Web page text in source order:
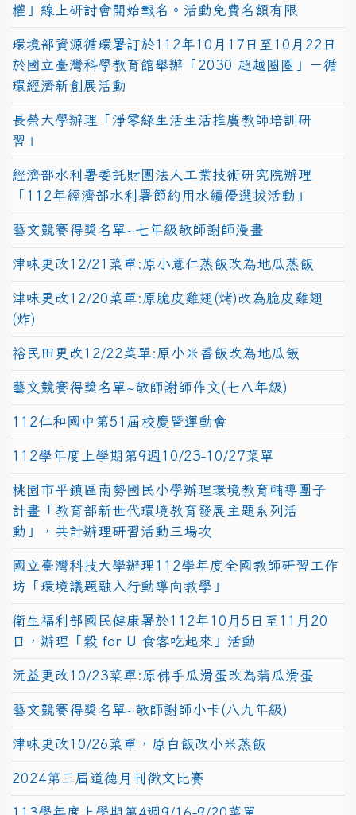
權」線上研討會開始報名。活動免費名額有限
環境部資源循環署訂於112年10月17日至10月22日
於國立臺灣科學教育館舉辦「2030 超越圈圈」－循
環經濟新創展活動
長榮大學辦理「淨零綠生活生活推廣教師培訓研
習」
經濟部水利署委託財團法人工業技術研究院辦理
「112年經濟部水利署節約用水績優選拔活動」
藝文競賽得獎名單~七年級敬師謝師漫畫
津味更改12/21菜單:原小薏仁蒸飯改為地瓜蒸飯
津味更改12/20菜單:原脆皮雞翅(烤)改為脆皮雞翅
(炸)
裕民田更改12/22菜單:原小米香飯改為地瓜飯
藝文競賽得獎名單~敬師謝師作文(七八年級)
112仁和國中第51屆校慶暨運動會
112學年度上學期第9週10/23-10/27菜單
桃園市平鎮區南勢國民小學辦理環境教育輔導團子
計畫「教育部新世代環境教育發展主題系列活
動」，共計辦理研習活動三場次
國立臺灣科技大學辦理112學年度全國教師研習工作
坊「環境議題融入行動導向教學」
衛生福利部國民健康署於112年10月5日至11月20
日，辦理「穀 for U 食客吃起來」活動
沅益更改10/23菜單:原佛手瓜滑蛋改為蒲瓜滑蛋
藝文競賽得獎名單~敬師謝師小卡(八九年級)
津味更改10/26菜單，原白飯改小米蒸飯
2024第三屆道德月刊徵文比賽
113學年度上學期第4週9/16-9/20菜單